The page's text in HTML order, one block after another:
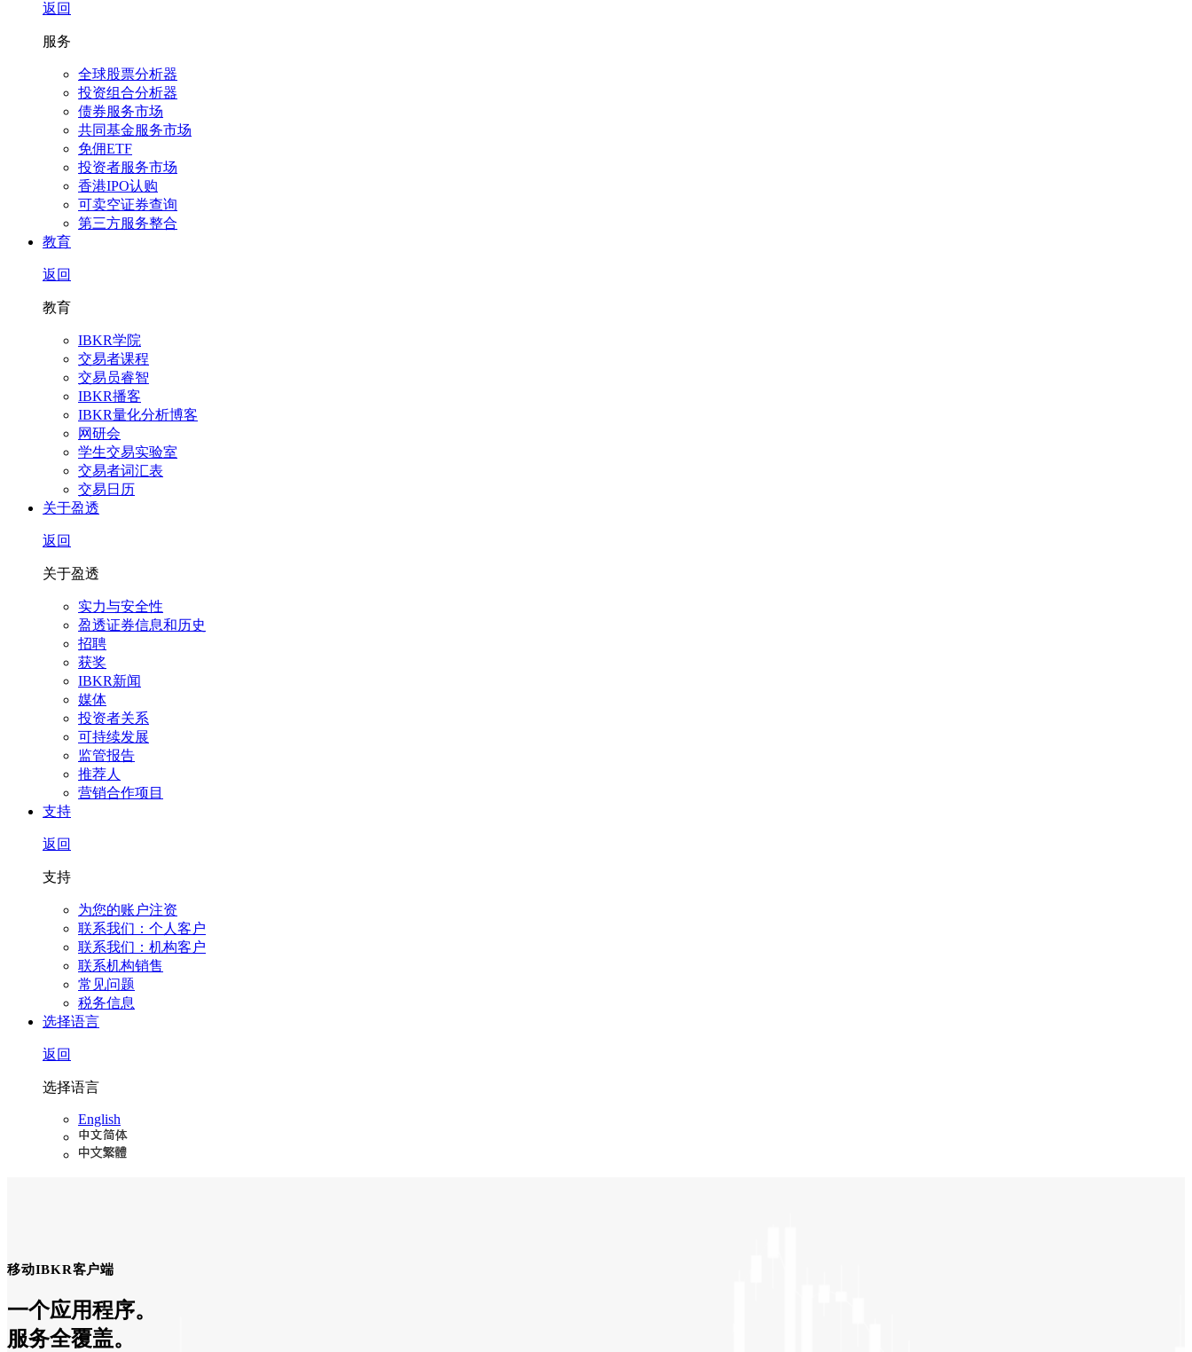
返回
服务
全球股票分析器
投资组合分析器
债券服务市场
共同基金服务市场
免佣ETF
投资者服务市场
香港IPO认购
可卖空证券查询
第三方服务整合
教育
返回
教育
IBKR学院
交易者课程
交易员睿智
IBKR播客
IBKR量化分析博客
网研会
学生交易实验室
交易者词汇表
交易日历
关于盈透
返回
关于盈透
实力与安全性
盈透证券信息和历史
招聘
获奖
IBKR新闻
媒体
投资者关系
可持续发展
监管报告
推荐人
营销合作项目
支持
返回
支持
为您的账户注资
联系我们：个人客户
联系我们：机构客户
联系机构销售
常见问题
税务信息
选择语言
返回
选择语言
English
移动IBKR客户端
一个应用程序。
服务全覆盖。